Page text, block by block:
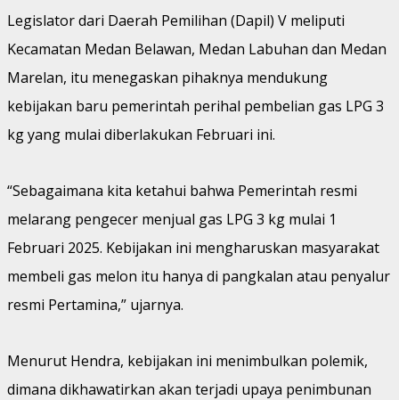
Legislator dari Daerah Pemilihan (Dapil) V meliputi
Kecamatan Medan Belawan, Medan Labuhan dan Medan
Marelan, itu menegaskan pihaknya mendukung
kebijakan baru pemerintah perihal pembelian gas LPG 3
kg yang mulai diberlakukan Februari ini.
“Sebagaimana kita ketahui bahwa Pemerintah resmi
melarang pengecer menjual gas LPG 3 kg mulai 1
Februari 2025. Kebijakan ini mengharuskan masyarakat
membeli gas melon itu hanya di pangkalan atau penyalur
resmi Pertamina,” ujarnya.
Menurut Hendra, kebijakan ini menimbulkan polemik,
dimana dikhawatirkan akan terjadi upaya penimbunan